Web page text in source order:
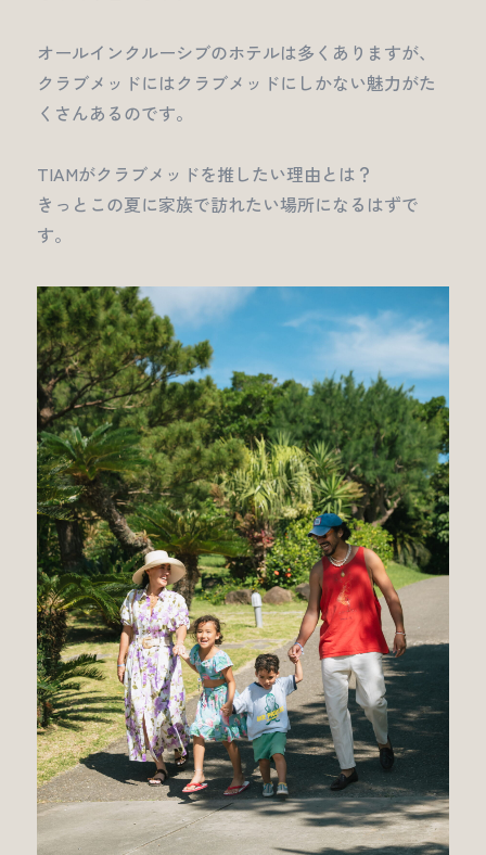
オールインクルーシブのホテルは多くありますが、
クラブメッドにはクラブメッドにしかない魅力がた
くさんあるのです。
TIAMがクラブメッドを推したい理由とは？
きっとこの夏に家族で訪れたい場所になるはずで
す。